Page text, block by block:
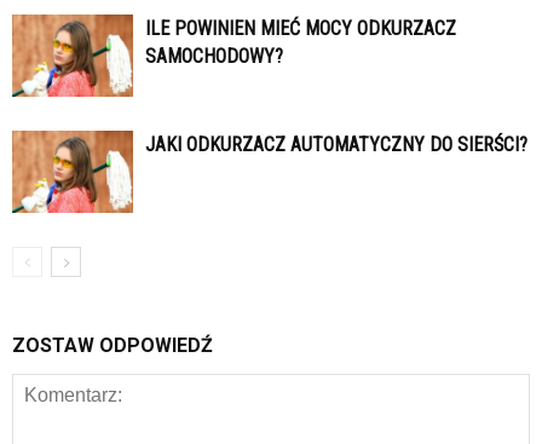
ILE POWINIEN MIEĆ MOCY ODKURZACZ
SAMOCHODOWY?
JAKI ODKURZACZ AUTOMATYCZNY DO SIERŚCI?
ZOSTAW ODPOWIEDŹ